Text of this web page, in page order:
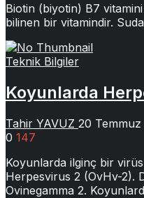
Biotin (biyotin) B7
bilinen bir vitamindir.
Teknik Bilgiler
Koyunlarda
Tahir YAVUZ 20 Temmuz
0 147
Koyunlarda ilginç bir
Herpesvirus 2 (OvHv-2).
Ovinegamma 2.